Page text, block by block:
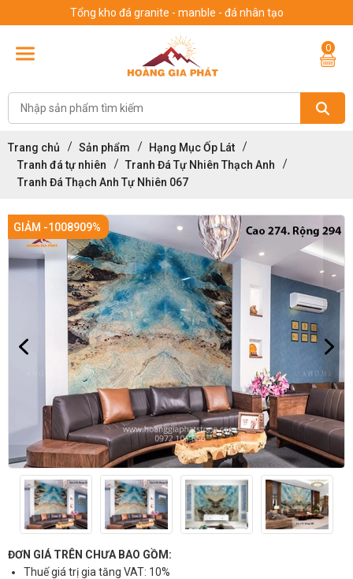
Tổng kho đá granite - manble - đá nhân tạo
0
Trang chủ Sản phẩm
Hạng Mục Ốp Lát
Tranh đá tự nhiên
Tranh Đá Tự Nhiên Thạch Anh
Tranh Đá Thạch Anh Tự Nhiên 067
GIẢM -1008909%
ĐƠN GIÁ TRÊN CHƯA BAO GỒM:
Thuế giá trị gia tăng VAT: 10%